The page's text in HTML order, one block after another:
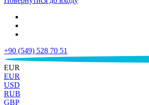
+90 (549) 528 70 51
€
EUR
EUR
USD
RUB
GBP